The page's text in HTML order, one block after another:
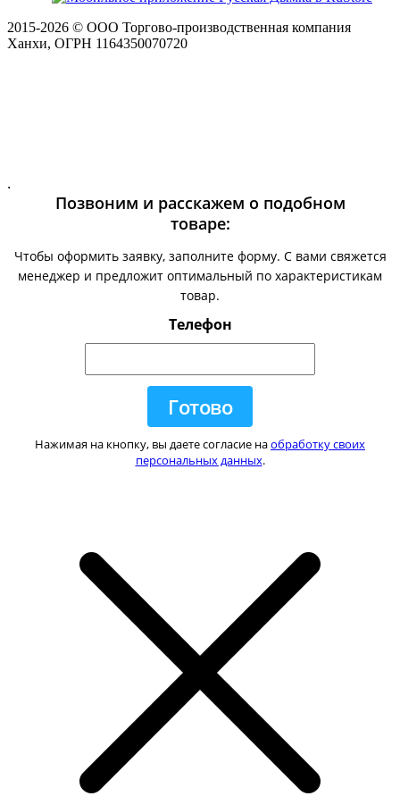
2015-2026 © ООО Торгово-производственная компания
Ханхи, ОГРН 1164350070720
.
Позвоним и расскажем о подобном
товаре:
Чтобы оформить заявку, заполните форму. С вами свяжется
менеджер и предложит оптимальный по характеристикам
товар.
Телефон
Нажимая на кнопку, вы даете согласие наобработку своих
персональных данных.